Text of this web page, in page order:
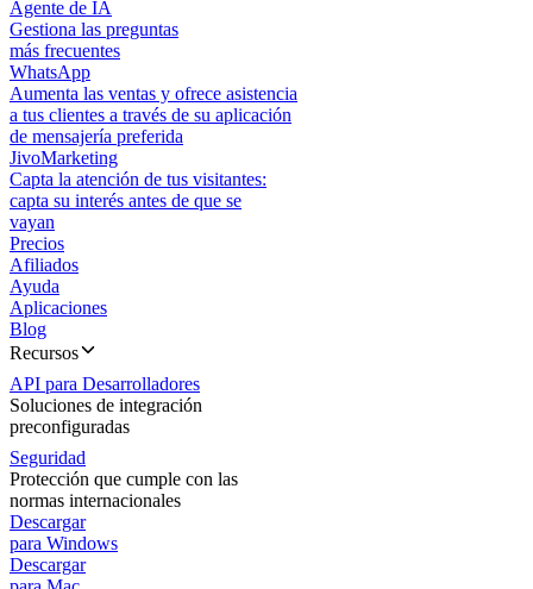
Agente de IA
Gestiona las preguntas
más frecuentes
WhatsApp
Aumenta las ventas y ofrece asistencia
a tus clientes a través de su aplicación
de mensajería preferida
JivoMarketing
Capta la atención de tus visitantes:
capta su interés antes de que se
vayan
Precios
Afiliados
Ayuda
Aplicaciones
Blog
Recursos
API para Desarrolladores
Soluciones de integración
preconfiguradas
Seguridad
Protección que cumple con las
normas internacionales
Descargar
para Windows
Descargar